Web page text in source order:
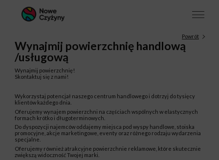
Powrót
Wynajmij powierzchnię handlową
/usługową
Wynajmij powierzchnię!
Skontaktuj się z nami!
Wykorzystaj potencjał naszego centrum handlowego i dotrzyj do tysięcy
klientów każdego dnia.
Oferujemy wynajem powierzchni na częściach wspólnych w elastycznych
formach krótko i długoterminowych.
Do dyspozycji najemców oddajemy miejsca pod wyspy handlowe, stoiska
promocyjne, akcje marketingowe, eventy oraz różnego rodzaju wydarzenia
specjalne.
Oferujemy również atrakcyjne powierzchnie reklamowe, które skutecznie
zwiększą widoczność Twojej marki.